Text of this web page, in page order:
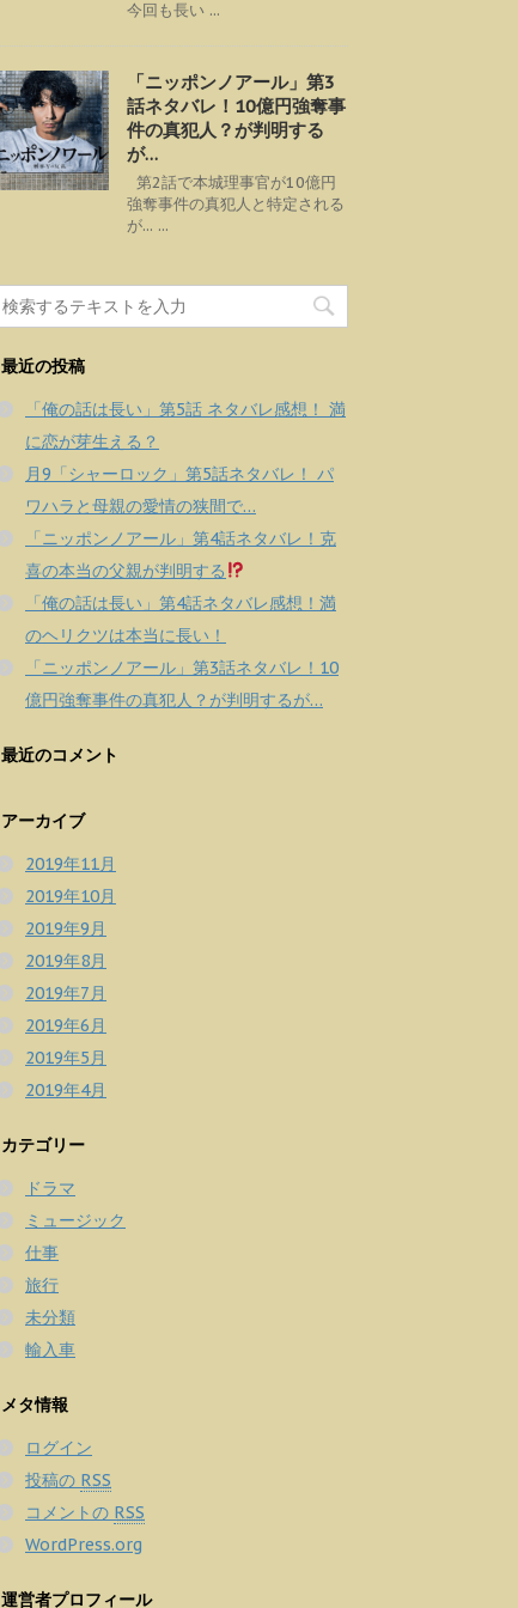
今回も長い ...
「ニッポンノアール」第3
話ネタバレ！10億円強奪事
件の真犯人？が判明する
が…
第2話で本城理事官が10億円
強奪事件の真犯人と特定される
が... ...
最近の投稿
「俺の話は長い」第5話 ネタバレ感想！ 満
に恋が芽生える？
月9「シャーロック」第5話ネタバレ！ パ
ワハラと母親の愛情の狭間で…
「ニッポンノアール」第4話ネタバレ！克
喜の本当の父親が判明する
「俺の話は長い」第4話ネタバレ感想！満
のヘリクツは本当に長い！
「ニッポンノアール」第3話ネタバレ！10
億円強奪事件の真犯人？が判明するが…
最近のコメント
アーカイブ
2019年11月
2019年10月
2019年9月
2019年8月
2019年7月
2019年6月
2019年5月
2019年4月
カテゴリー
ドラマ
ミュージック
仕事
旅行
未分類
輸入車
メタ情報
ログイン
投稿の RSS
コメントの RSS
WordPress.org
運営者プロフィール